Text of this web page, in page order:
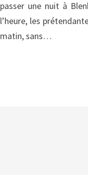
passer une nuit à
l’heure, les
matin, sans…